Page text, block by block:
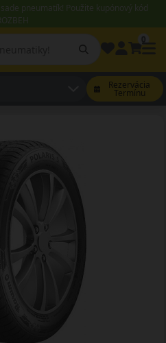
pneumatík! Použite kupónový kód
Rezervácia
Termínu